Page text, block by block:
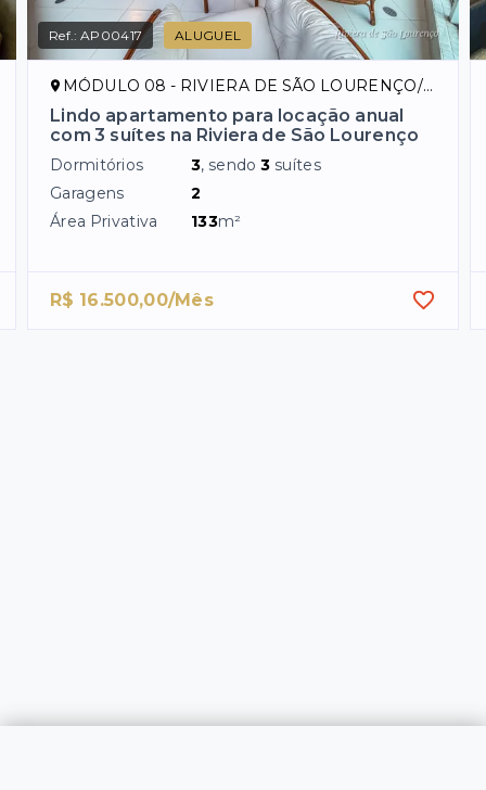
Ref.:AP00417 ALUGUEL
MÓDULO 08 - RIVIERA DE SÃO LOURENÇO/SP
Lindo apartamento para locação anual
com 3 suítes na Riviera de São Lourenço
Dormitórios 3, sendo3 suítes
Garagens
2
Área Privativa
133m²
R$ 16.500,00/Mês